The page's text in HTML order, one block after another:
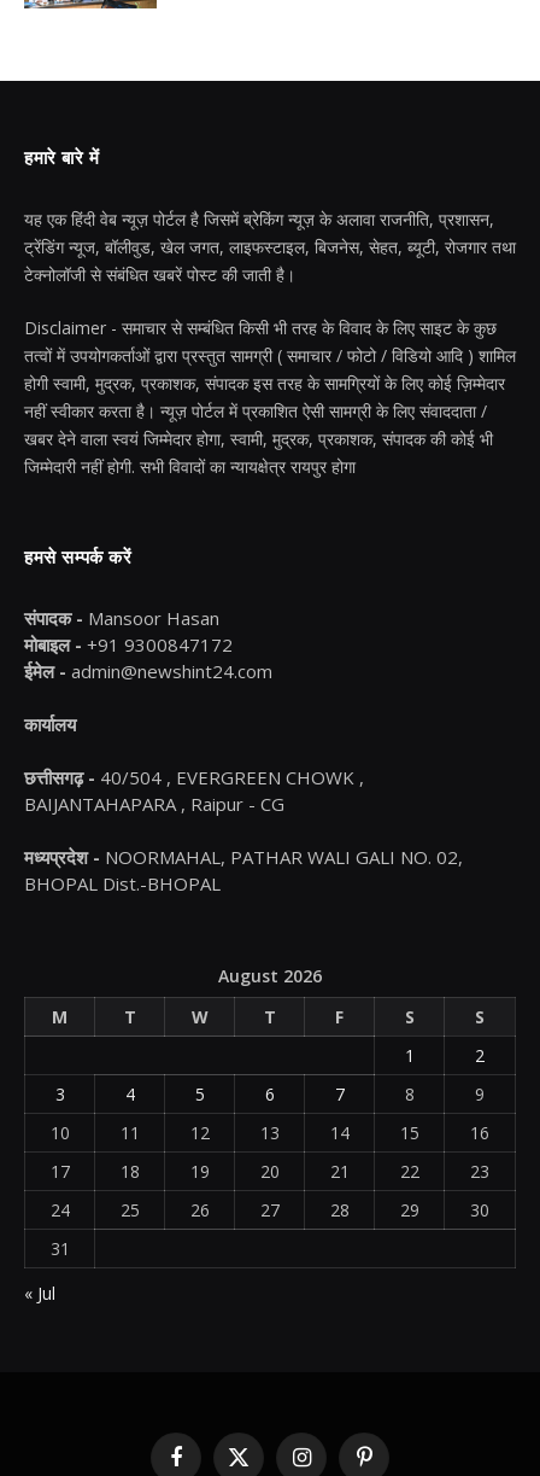
हमारे बारे में
यह एक हिंदी वेब न्यूज़ पोर्टल है जिसमें ब्रेकिंग न्यूज़ के अलावा राजनीति, प्रशासन,
ट्रेंडिंग न्यूज, बॉलीवुड, खेल जगत, लाइफस्टाइल, बिजनेस, सेहत, ब्यूटी, रोजगार तथा
टेक्नोलॉजी से संबंधित खबरें पोस्ट की जाती है।
Disclaimer - समाचार से सम्बंधित किसी भी तरह के विवाद के लिए साइट के कुछ
तत्वों में उपयोगकर्ताओं द्वारा प्रस्तुत सामग्री ( समाचार / फोटो / विडियो आदि ) शामिल
होगी स्वामी, मुद्रक, प्रकाशक, संपादक इस तरह के सामग्रियों के लिए कोई ज़िम्मेदार
नहीं स्वीकार करता है। न्यूज़ पोर्टल में प्रकाशित ऐसी सामग्री के लिए संवाददाता /
खबर देने वाला स्वयं जिम्मेदार होगा, स्वामी, मुद्रक, प्रकाशक, संपादक की कोई भी
जिम्मेदारी नहीं होगी. सभी विवादों का न्यायक्षेत्र रायपुर होगा
हमसे सम्पर्क करें
संपादक - Mansoor Hasan
मोबाइल - +91 9300847172
ईमेल - admin@newshint24.com
कार्यालय
छत्तीसगढ़ - 40/504 , EVERGREEN CHOWK ,
BAIJANTAHAPARA , Raipur - CG
मध्यप्रदेश - NOORMAHAL, PATHAR WALI GALI NO. 02,
BHOPAL Dist.-BHOPAL
August 2026
M
T W T F S
S
1
2
3
4 5 6 7 8
9
10
11 12 13 14 15
16
17
18 19 20 21 22
23
24
25 26 27 28 29
30
31
« Jul
Facebook
X InstagramPinterest